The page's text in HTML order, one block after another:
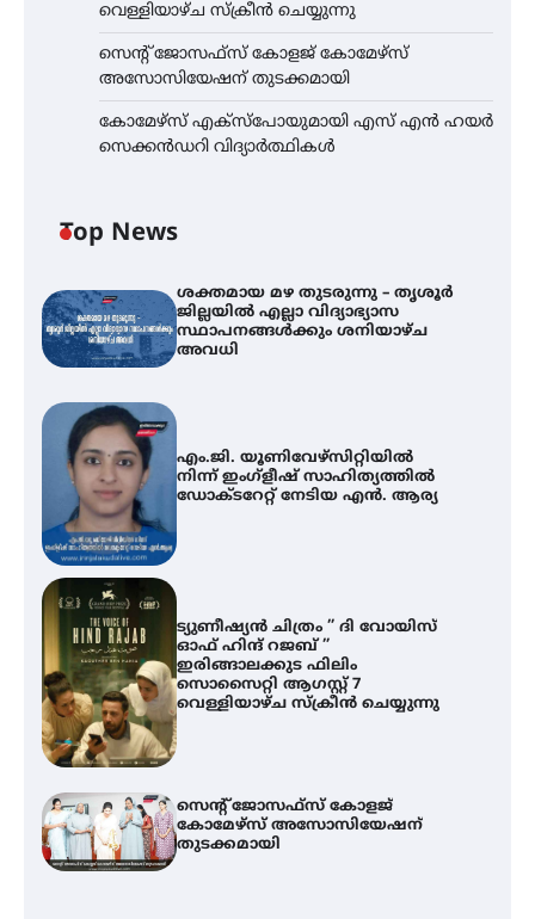
വെള്ളിയാഴ്ച സ്‌ക്രീൻ ചെയ്യുന്നു
സെന്റ് ജോസഫ്സ് കോളജ് കോമേഴ്‌സ്
അസോസിയേഷന് തുടക്കമായി
കോമേഴ്സ് എക്സ്പോയുമായി എസ് എൻ ഹയർ
സെക്കൻഡറി വിദ്യാർത്ഥികൾ
Top News
ശക്തമായ മഴ തുടരുന്നു – തൃശൂർ
ജില്ലയിൽ എല്ലാ വിദ്യാഭ്യാസ
സ്ഥാപനങ്ങൾക്കും ശനിയാഴ്ച
അവധി
എം.ജി. യൂണിവേഴ്‌സിറ്റിയിൽ
നിന്ന് ഇംഗ്ളീഷ് സാഹിത്യത്തിൽ
ഡോക്ടറേറ്റ് നേടിയ എൻ. ആര്യ
ട്യുണീഷ്യൻ ചിത്രം ” ദി വോയിസ്
ഓഫ് ഹിന്ദ് റജബ് ”
ഇരിങ്ങാലക്കുട ഫിലിം
സൊസൈറ്റി ആഗസ്റ്റ് 7
വെള്ളിയാഴ്ച സ്‌ക്രീൻ ചെയ്യുന്നു
സെന്റ് ജോസഫ്സ് കോളജ്
കോമേഴ്‌സ് അസോസിയേഷന്
തുടക്കമായി